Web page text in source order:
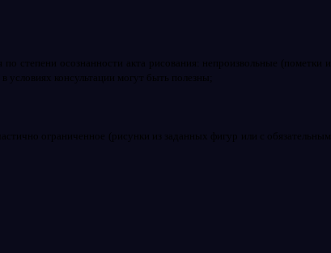
степени осознанности акта рисования: непроизвольные (пометки и
консультации могут быть полезны;
ограниченное (рисунки из заданных фигур или с обязательным